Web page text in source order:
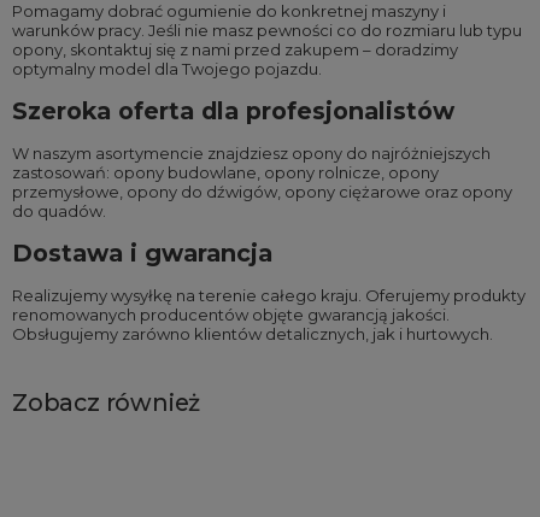
Pomagamy dobrać ogumienie do konkretnej maszyny i
warunków pracy. Jeśli nie masz pewności co do rozmiaru lub typu
opony, skontaktuj się z nami przed zakupem – doradzimy
optymalny model dla Twojego pojazdu.
Szeroka oferta dla profesjonalistów
W naszym asortymencie znajdziesz opony do najróżniejszych
zastosowań: opony budowlane opony rolnicze opony
przemysłowe opony do dźwigów opony ciężarowe oraz opony
do quadów
Dostawa i gwarancja
Realizujemy wysyłkę na terenie całego kraju. Oferujemy produkty
renomowanych producentów objęte gwarancją jakości.
Obsługujemy zarówno klientów detalicznych, jak i hurtowych.
Zobacz również